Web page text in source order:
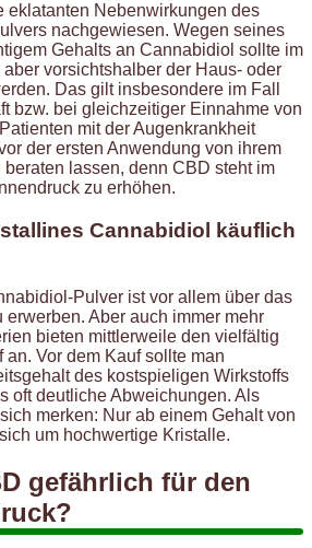
eklatanten Nebenwirkungen des
nachgewiesen. Wegen seines
Gehalts an Cannabidiol sollte im
vorsichtshalber der Haus- oder
Das gilt insbesondere im Fall
bzw. bei gleichzeitiger Einnahme von
mit der Augenkrankheit
der ersten Anwendung von ihrem
lassen, denn CBD steht im
zu erhöhen.
Cannabidiol käuflich
Pulver ist vor allem über das
erwerben. Aber auch immer mehr
bieten mittlerweile den vielfältig
Vor dem Kauf sollte man
des kostspieligen Wirkstoffs
oft deutliche Abweichungen. Als
merken: Nur ab einem Gehalt von
um hochwertige Kristalle.
gefährlich für den